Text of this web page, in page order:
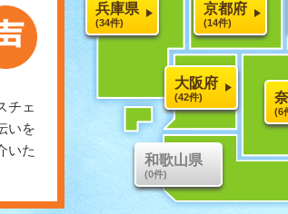
チェ
いを
いた
兵庫県
(34件)
京都府
(14件)
大阪府
(42件)
(6
和歌山県
(0件)